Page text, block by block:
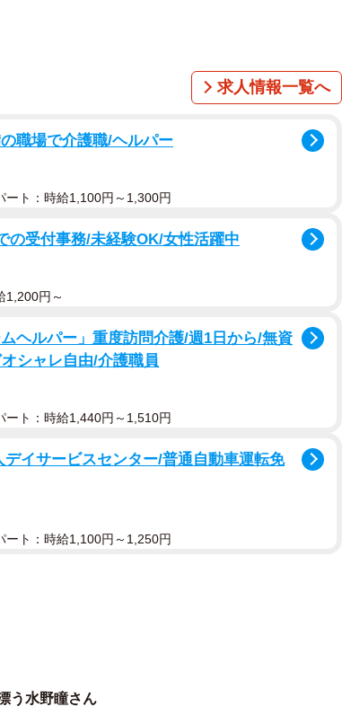
求人情報一覧へ
職場で介護職/ヘルパー
ート：時給1,100円～1,300円
の受付事務/未経験OK/女性活躍中
1,200円～
ヘルパー」重度訪問介護/週1日から/無資
シャレ自由/介護職員
ート：時給1,440円～1,510円
デイサービスセンター/普通自動車運転免
ート：時給1,100円～1,250円
う水野瞳さん